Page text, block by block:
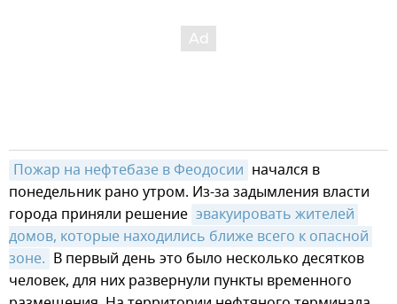
Пожар на нефтебазе в Феодосии начался в
понедельник рано утром. Из-за задымления власти
города приняли решение эвакуировать жителей
домов, которые находились ближе всего к опасной
зоне. В первый день это было несколько десятков
человек, для них развернули пункты временного